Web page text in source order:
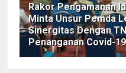
Rakor Pengamanan
Minta Unsur Pemda
Sinergitas Dengan
Penanganan Covid-19